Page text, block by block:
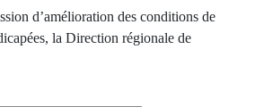
d’amélioration des conditions de
la Direction régionale de